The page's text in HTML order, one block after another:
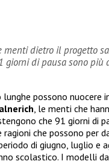
menti dietro il progetto
giorni di pausa sono
possono nuocere
, le menti che
che 91 giorni di
che possono per
di giugno, luglio e
scolastico. I modelli da